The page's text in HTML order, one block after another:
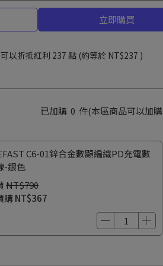
立即購買
以折抵紅利 237 點 (約等於 NT$237 )
已加購 0 件(本區商品可以加購
C6-01鋅合金數顯編織PD充電數
-銀色
NT$790
購NT$367